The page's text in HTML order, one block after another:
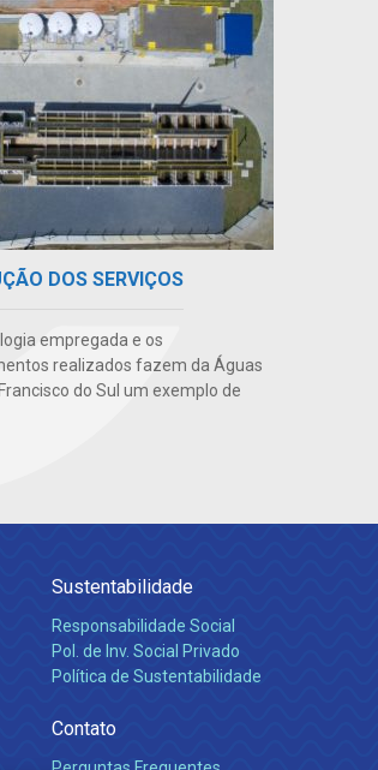
DOS SERVIÇOS
empregada e os
realizados fazem da Águas
do Sul um exemplo de
Sustentabilidade
Responsabilidade Social
Pol. de Inv. Social Privado
Política de Sustentabilidade
Contato